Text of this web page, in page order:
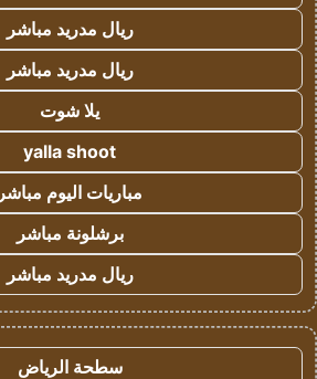
ريال مدريد مباشر
ريال مدريد مباشر
يلا شوت
yalla shoot
مباريات اليوم مباشر
برشلونة مباشر
ريال مدريد مباشر
سطحة الرياض